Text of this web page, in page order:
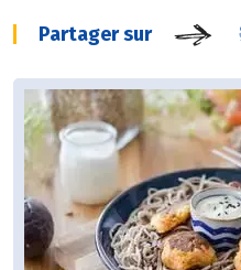
Partager sur